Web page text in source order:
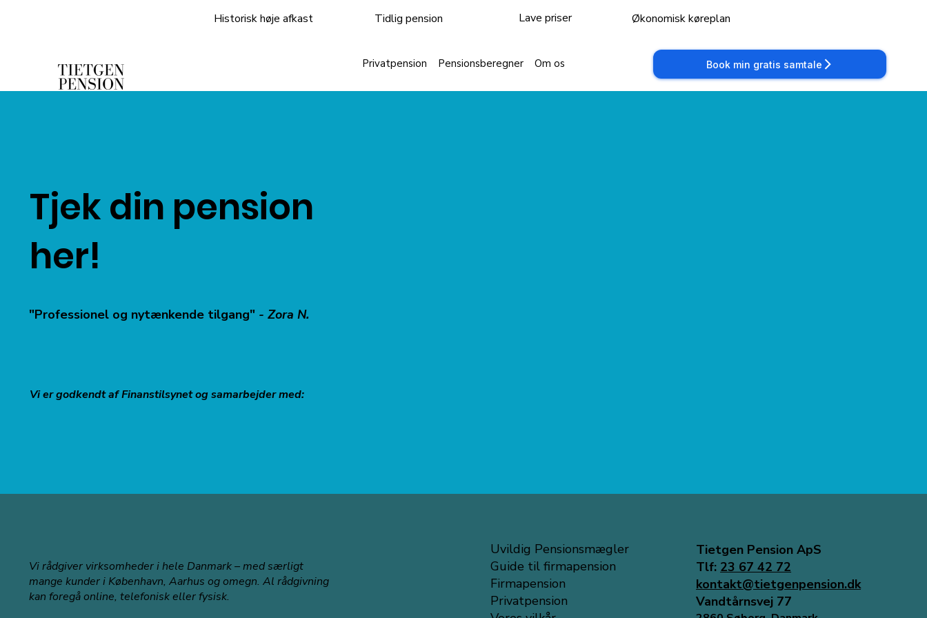
Historisk høje afkast Tidlig pension Lave priser Økonomisk køreplan
Privatpension Pensionsberegner Om os Book min gratis samtale
Tjek din pension
her!
"Professionel og nytænkende tilgang" - Zora N.
Vi er godkendt af Finanstilsynet og samarbejder med:
Vi rådgiver virksomheder i hele Danmark – med særligt
mange kunder i København, Aarhus og omegn. Al rådgivning
kan foregå online, telefonisk eller fysisk.
Uvildig Pensionsmægler
Guide til firmapension
Firmapension
Privatpension
Tietgen Pension ApS
Tlf: 23 67 42 72
kontakt@tietgenpension.dk
Vandtårnsvej 77